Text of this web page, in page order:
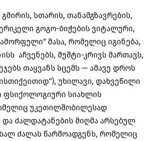
სთარის, თანამგზავრების,
გოგო-ბიჭების ვიტალური,
მასა, რომელიც იგინება,
აჩვენებს, მუშტი-კრივს მართავს,
თაყვანს სცემს — ამავე დროს
უხილავი, დახვეწილი
ფსიქოლოგიური სიახლის
უკეთილშობილესად
ძალდატანების მიღმა არსებულ
ძალას წარმოადგენს, რომელიც